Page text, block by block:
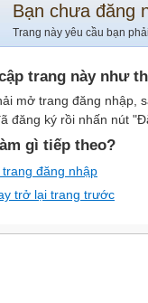
Bạn chưa đăng
Trang này yêu cầu bạn
trang này như
mở trang đăng nhập,
đăng ký rồi nhấn nút
gì tiếp theo?
trang đăng nhập
trở lại trang trước